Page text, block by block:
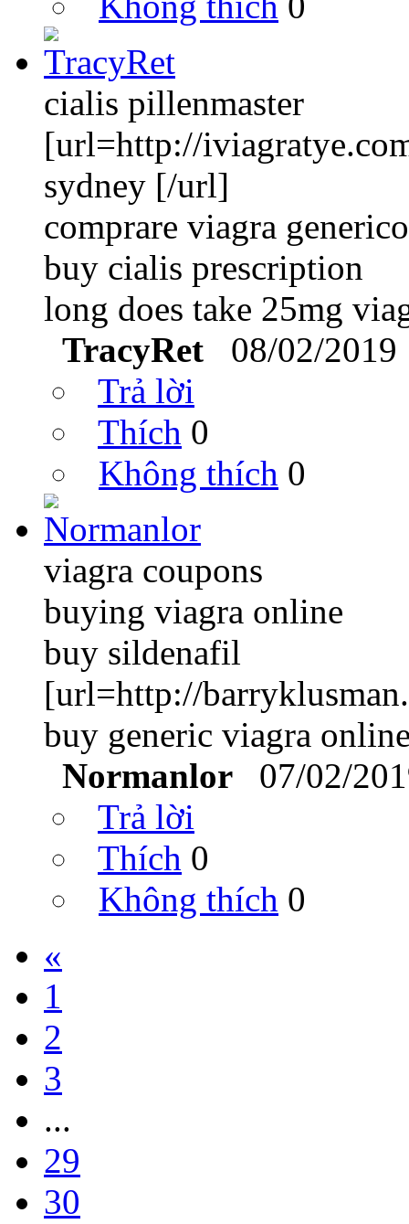
cialis pillenmaster
[url=http://
sydney [/url]
comprare viagra
buy cialis prescription
long does take 25mg
TracyRet
08/02/2019
Trả lời
Thích 0
Không thích 0
viagra coupons
buying viagra online
buy sildenafil
[url=http://
buy generic viagra
Normanlor
07/02/
Trả lời
Thích 0
Không thích 0
«
1
2
3
...
29
30